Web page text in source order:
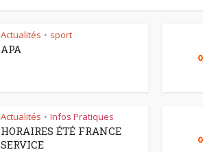
Actualités • sport
APA
Actualités • Infos Pratiques
HORAIRES ÉTÉ FRANCE
SERVICE